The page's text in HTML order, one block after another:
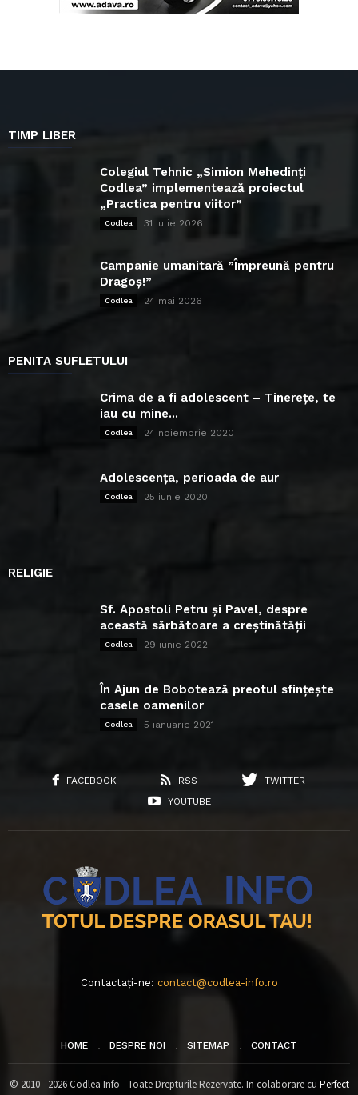
TIMP LIBER
Colegiul Tehnic „Simion Mehedinți
Codlea” implementează proiectul
„Practica pentru viitor”
Codlea 31 iulie 2026
Campanie umanitară ”Împreună pentru
Dragoș!”
Codlea 24 mai 2026
PENITA SUFLETULUI
Crima de a fi adolescent – Tinerețe, te
iau cu mine...
Codlea 24 noiembrie 2020
Adolescența, perioada de aur
Codlea 25 iunie 2020
RELIGIE
Sf. Apostoli Petru și Pavel, despre
această sărbătoare a creștinătății
Codlea 29 iunie 2022
În Ajun de Bobotează preotul sfințește
casele oamenilor
Codlea 5 ianuarie 2021
FACEBOOK RSS
TWITTER
YOUTUBE
Contactați-ne: contact@codlea-info.ro
HOME DESPRE NOI SITEMAP CONTACT
© 2010 - 2026 Codlea Info - Toate Drepturile Rezervate. In colaborare cu Perfect